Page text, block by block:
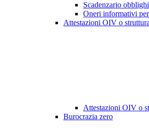
Scadenzario
Oneri informativi
Attestazioni OIV o
Attestazioni OIV o
Burocrazia zero